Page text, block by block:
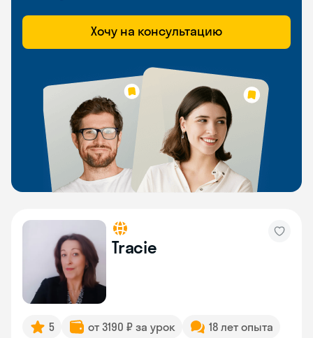
Хочу на консультацию
Tracie
5 от 3190 ₽ за урок
18 лет опыта